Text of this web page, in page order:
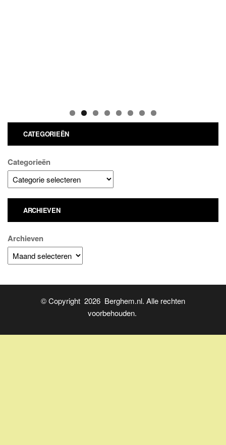
CATEGORIEËN
Categorieën
ARCHIEVEN
Archieven
© Copyright 2026 Berghem.nl. Alle rechten
voorbehouden.